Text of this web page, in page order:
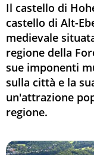
Il castello di
castello di Alt-
medievale
regione della
sue imponenti
sulla città e la
un'attrazione
regione.